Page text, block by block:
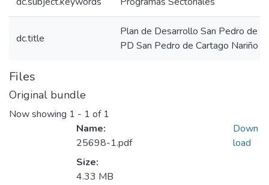
dc.title
Plan de Desarrollo San Pedro de
PD San Pedro de Cartago Nariño
Files
Original bundle
Now showing 1 - 1 of 1
Name:
25698-1.pdf
Size:
4.33 MB
Down
load